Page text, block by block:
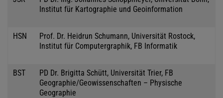
Institut für Kartographie und Geoinformation
HSN
Prof. Dr. Heidrun Schumann, Universität Rostock,
Institut für Computergraphik, FB Informatik
BST
PD Dr. Brigitta Schütt, Universität Trier, FB
Geographie/Geowissenschaften – Physische
Geographie